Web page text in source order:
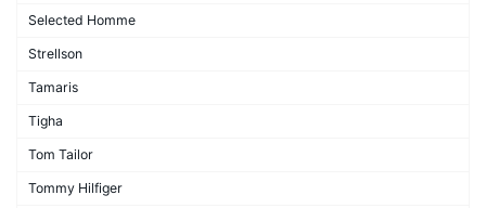
Selected Homme
Strellson
Tamaris
Tigha
Tom Tailor
Tommy Hilfiger